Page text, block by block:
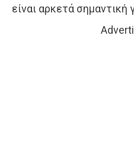
είναι αρκετά σημαντική